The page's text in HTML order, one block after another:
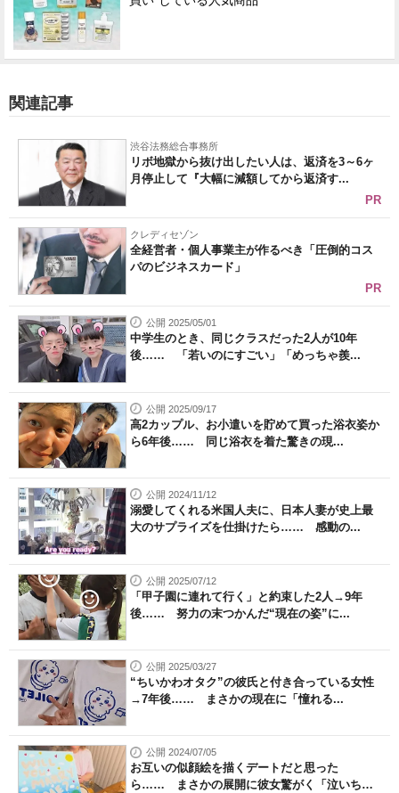
関連記事
渋谷法務総合事務所
リボ地獄から抜け出したい人は、返済を3～6ヶ
月停止して『大幅に減額してから返済す...
PR
クレディセゾン
全経営者・個人事業主が作るべき「圧倒的コス
パのビジネスカード」
PR
公開 2025/05/01
中学生のとき、同じクラスだった2人が10年
後…… 「若いのにすごい」「めっちゃ羨...
公開 2025/09/17
高2カップル、お小遣いを貯めて買った浴衣姿か
ら6年後…… 同じ浴衣を着た驚きの現...
公開 2024/11/12
溺愛してくれる米国人夫に、日本人妻が史上最
大のサプライズを仕掛けたら…… 感動の...
公開 2025/07/12
「甲子園に連れて行く」と約束した2人→9年
後…… 努力の末つかんだ“現在の姿”に...
公開 2025/03/27
“ちいかわオタク”の彼氏と付き合っている女性
→7年後…… まさかの現在に「憧れる...
公開 2024/07/05
お互いの似顔絵を描くデートだと思った
ら…… まさかの展開に彼女驚がく「泣いちゃ